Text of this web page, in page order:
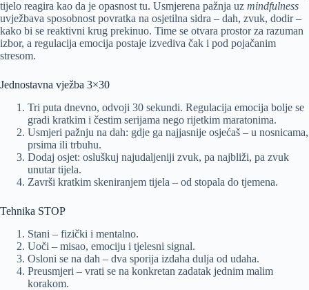
tijelo reagira kao da je opasnost tu. Usmjerena pažnja uz mindfulness
uvježbava sposobnost povratka na osjetilna sidra – dah, zvuk, dodir –
kako bi se reaktivni krug prekinuo. Time se otvara prostor za razuman
izbor, a regulacija emocija postaje izvediva čak i pod pojačanim
stresom.
Jednostavna vježba 3×30
Tri puta dnevno, odvoji 30 sekundi. Regulacija emocija bolje se
gradi kratkim i čestim serijama nego rijetkim maratonima.
Usmjeri pažnju na dah: gdje ga najjasnije osjećaš – u nosnicama,
prsima ili trbuhu.
Dodaj osjet: osluškuj najudaljeniji zvuk, pa najbliži, pa zvuk
unutar tijela.
Završi kratkim skeniranjem tijela – od stopala do tjemena.
Tehnika STOP
Stani – fizički i mentalno.
Uoči – misao, emociju i tjelesni signal.
Osloni se na dah – dva sporija izdaha dulja od udaha.
Preusmjeri – vrati se na konkretan zadatak jednim malim
korakom.